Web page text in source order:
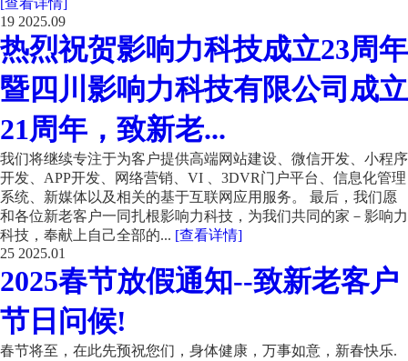
[查看详情]
19 2025.09
热烈祝贺影响力科技成立23周年
暨四川影响力科技有限公司成立
21周年，致新老...
我们将继续专注于为客户提供高端网站建设、微信开发、小程序
开发、APP开发、网络营销、VI 、3DVR门户平台、信息化管理
系统、新媒体以及相关的基于互联网应用服务。 最后，我们愿
和各位新老客户一同扎根影响力科技，为我们共同的家－影响力
科技，奉献上自己全部的... [查看详情]
25 2025.01
2025春节放假通知--致新老客户
节日问候!
春节将至，在此先预祝您们，身体健康，万事如意，新春快乐.